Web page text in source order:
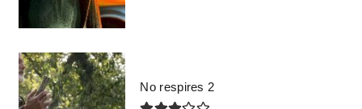
No respires 2